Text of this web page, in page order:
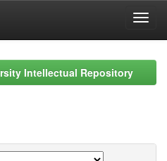
Intellectual Repository